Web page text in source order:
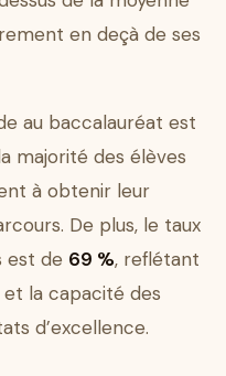
en deçà de ses
au baccalauréat est
majorité des élèves
à obtenir leur
De plus, le taux
est de 69 %, reflétant
et la capacité des
d’excellence.